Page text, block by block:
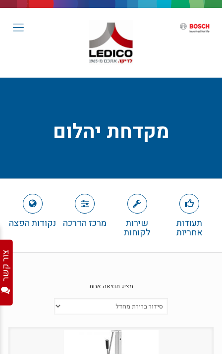
מקדחת יהלום
תעודות
אחריות
שירות
לקוחות
מרכז הדרכה נקודות הפצה
מציג תוצאה אחת